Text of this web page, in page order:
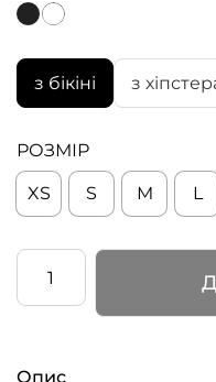
з бікіні з
РОЗМІР
XS S M L
Опис